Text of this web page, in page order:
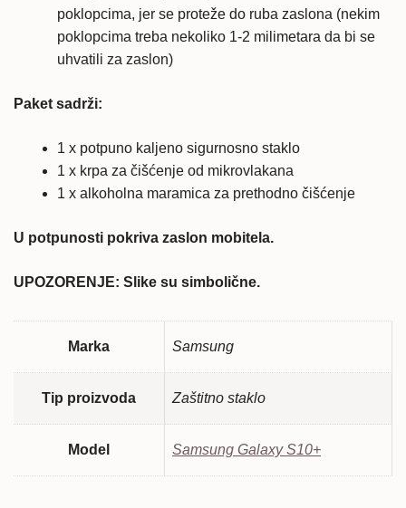
poklopcima, jer se proteže do ruba zaslona (nekim
poklopcima treba nekoliko 1-2 milimetara da bi se
uhvatili za zaslon)
Paket sadrži:
1 x potpuno kaljeno sigurnosno staklo
1 x krpa za čišćenje od mikrovlakana
1 x alkoholna maramica za prethodno čišćenje
U potpunosti pokriva zaslon mobitela.
UPOZORENJE: Slike su simbolične.
Marka Samsung
Tip proizvoda Zaštitno staklo
Model Samsung Galaxy S10+